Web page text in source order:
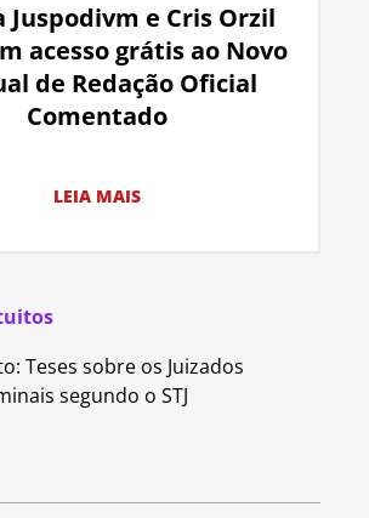
Juspodivm e Cris Orzil
acesso grátis ao Novo
de Redação Oficial
Comentado
LEIA MAIS
Teses sobre os Juizados
segundo o STJ